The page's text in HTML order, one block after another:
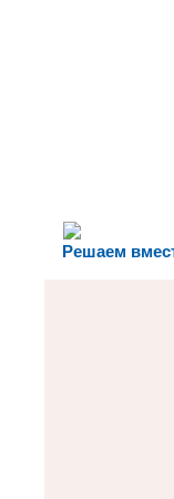
Решаем